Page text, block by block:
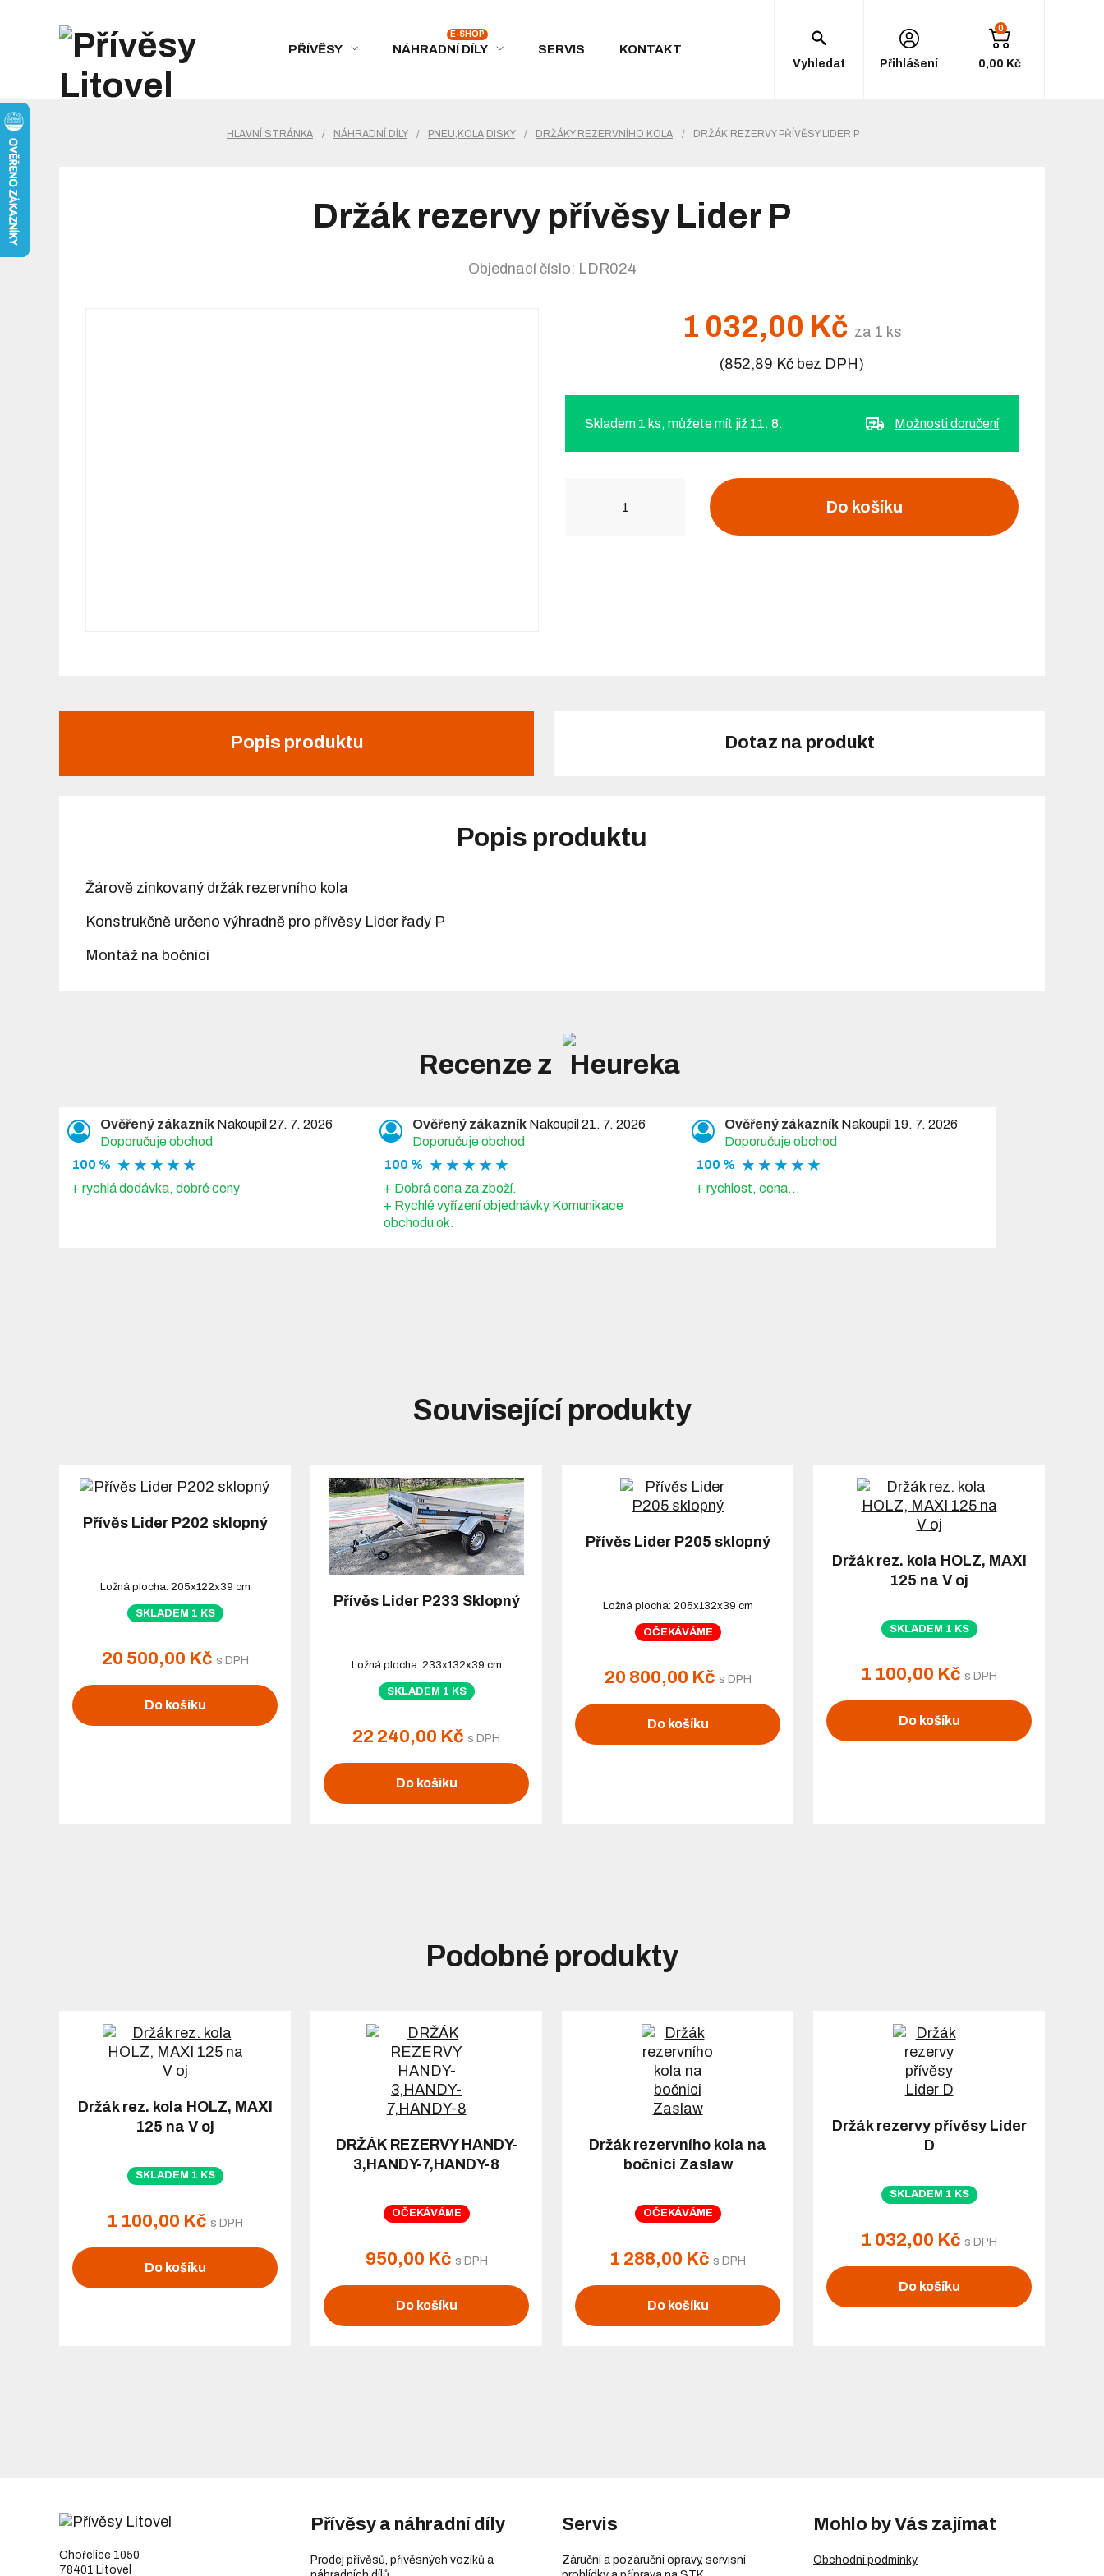
PŘÍVĚSY NÁHRADNÍ DÍLY SERVIS KONTAKT
Vyhledat Přihlášení
0
0,00 Kč
HLAVNÍ STRÁNKA / NÁHRADNÍ DÍLY / PNEU,KOLA,DISKY / DRŽÁKY REZERVNÍHO KOLA / DRŽÁK REZERVY PŘÍVĚSY LIDER P
Držák rezervy přívěsy Lider P
Objednací číslo: LDR024
1 032,00 Kč za 1 ks
(852,89 Kč bez DPH)
Skladem 1 ks, můžete mít již 11. 8. Možnosti doručení
Do košíku
Popis produktu Dotaz na produkt
Popis produktu
Žárově zinkovaný držák rezervního kola
Konstrukčně určeno výhradně pro přívěsy Lider řady P
Montáž na bočnici
Recenze z
Ověřený zákazník Nakoupil 27. 7. 2026
Doporučuje obchod
100 % ★ ★ ★ ★ ★
+ rychlá dodávka, dobré ceny
Ověřený zákazníkNakoupil 21. 7. 2026
Doporučuje obchod
100 % ★ ★ ★ ★ ★
+ Dobrá cena za zboží.
+ Rychlé vyřízení objednávky.Komunikace
obchodu ok.
Ověřený zákazníkNakoupil 19. 7. 2026
Doporučuje obchod
100 % ★ ★ ★ ★ ★
+ rychlost, cena...
Související produkty
Přívěs Lider P202 sklopný
Ložná plocha: 205x122x39 cm
SKLADEM 1 KS
20 500,00 Kč s DPH
Do košíku
Přívěs Lider P233 Sklopný
Ložná plocha: 233x132x39 cm
SKLADEM 1 KS
22 240,00 Kč s DPH
Do košíku
Přívěs Lider P205 sklopný
Ložná plocha: 205x132x39 cm
OČEKÁVÁME
20 800,00 Kč s DPH
Do košíku
Držák rez. kola HOLZ, MAXI
125 na V oj
SKLADEM 1 KS
1 100,00 Kč s DPH
Do košíku
Podobné produkty
Držák rez. kola HOLZ, MAXI
125 na V oj
SKLADEM 1 KS
1 100,00 Kč s DPH
Do košíku
DRŽÁK REZERVY HANDY-
3,HANDY-7,HANDY-8
OČEKÁVÁME
950,00 Kč s DPH
Do košíku
Držák rezervního kola na
bočnici Zaslaw
OČEKÁVÁME
1 288,00 Kč s DPH
Do košíku
Držák rezervy přívěsy Lider
D
SKLADEM 1 KS
1 032,00 Kč s DPH
Do košíku
Chořelice 1050
78401 Litovel
Přívěsy a náhradní díly
Prodej přívěsů, přívěsných vozíků a
Servis
Záruční a pozáruční opravy, servisní
Mohlo by Vás zajímat
Obchodní podmínky